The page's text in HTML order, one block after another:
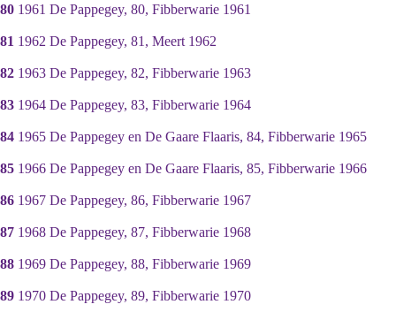
80 1961 De Pappegey, 80, Fibberwarie 1961
81 1962 De Pappegey, 81, Meert 1962
82 1963 De Pappegey, 82, Fibberwarie 1963
83 1964 De Pappegey, 83, Fibberwarie 1964
84 1965 De Pappegey en De Gaare Flaaris, 84, Fibberwarie 1965
85 1966 De Pappegey en De Gaare Flaaris, 85, Fibberwarie 1966
86 1967 De Pappegey, 86, Fibberwarie 1967
87 1968 De Pappegey, 87, Fibberwarie 1968
88 1969 De Pappegey, 88, Fibberwarie 1969
89 1970 De Pappegey, 89, Fibberwarie 1970